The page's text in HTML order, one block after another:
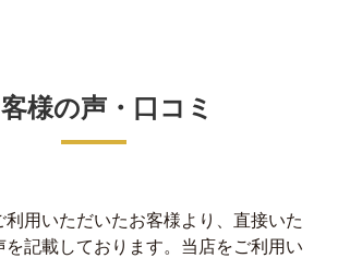
様の声・口コミ
利用いただいたお客様より、直接いた
を記載しております。当店をご利用い